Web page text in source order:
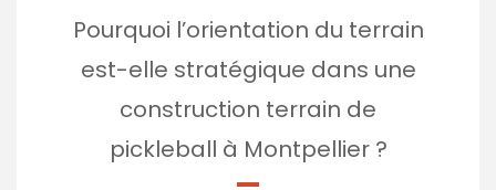
Pourquoi l’orientation du terrain
est-elle stratégique dans une
construction terrain de
pickleball à Montpellier ?